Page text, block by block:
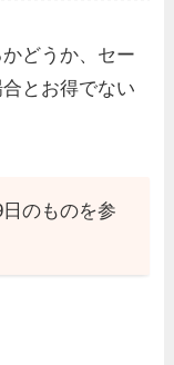
どうか、セー
とお得でない
のものを参